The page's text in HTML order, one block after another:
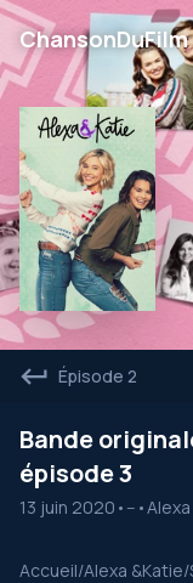
ChansonDuFilm
Épisode 2
Bande
épisode 3
13 juin 2020 • -- •
Accueil/Alexa &Katie/